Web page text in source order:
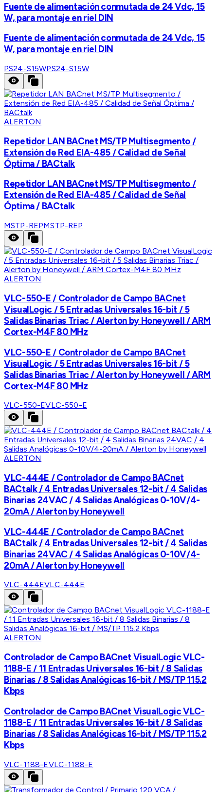
Fuente de alimentación conmutada de 24 Vdc, 15
W, para montaje en riel DIN
Fuente de alimentación conmutada de 24 Vdc, 15
W, para montaje en riel DIN
PS24-S15WPS24-S15W
ALERTON
Repetidor LAN BACnet MS/TP Multisegmento /
Extensión de Red EIA-485 / Calidad de Señal
Óptima / BACtalk
Repetidor LAN BACnet MS/TP Multisegmento /
Extensión de Red EIA-485 / Calidad de Señal
Óptima / BACtalk
MSTP-REPMSTP-REP
ALERTON
VLC-550-E / Controlador de Campo BACnet
VisualLogic / 5 Entradas Universales 16-bit / 5
Salidas Binarias Triac / Alerton by Honeywell / ARM
Cortex-M4F 80 MHz
VLC-550-E / Controlador de Campo BACnet
VisualLogic / 5 Entradas Universales 16-bit / 5
Salidas Binarias Triac / Alerton by Honeywell / ARM
Cortex-M4F 80 MHz
VLC-550-EVLC-550-E
ALERTON
VLC-444E / Controlador de Campo BACnet
BACtalk / 4 Entradas Universales 12-bit / 4 Salidas
Binarias 24VAC / 4 Salidas Analógicas 0-10V/4-
20mA / Alerton by Honeywell
VLC-444E / Controlador de Campo BACnet
BACtalk / 4 Entradas Universales 12-bit / 4 Salidas
Binarias 24VAC / 4 Salidas Analógicas 0-10V/4-
20mA / Alerton by Honeywell
VLC-444EVLC-444E
ALERTON
Controlador de Campo BACnet VisualLogic VLC-
1188-E / 11 Entradas Universales 16-bit / 8 Salidas
Binarias / 8 Salidas Analógicas 16-bit / MS/TP 115.2
Kbps
Controlador de Campo BACnet VisualLogic VLC-
1188-E / 11 Entradas Universales 16-bit / 8 Salidas
Binarias / 8 Salidas Analógicas 16-bit / MS/TP 115.2
Kbps
VLC-1188-EVLC-1188-E